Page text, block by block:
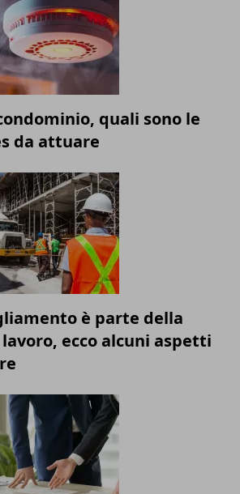
quali sono le
da attuare
è parte della
ecco alcuni aspetti